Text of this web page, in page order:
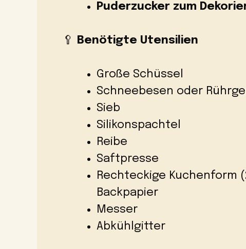
Puderzucker zum
🥄 Benötigte Utensilien
Große Schüssel
Schneebesen oder
Sieb
Silikonspachtel
Reibe
Saftpresse
Rechteckige Kuchenform
Backpapier
Messer
Abkühlgitter